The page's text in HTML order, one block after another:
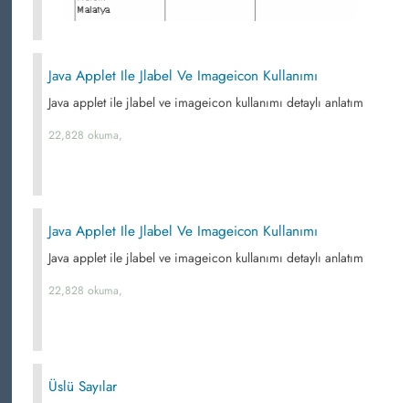
Java Applet Ile Jlabel Ve Imageicon Kullanımı
Java applet ile jlabel ve imageicon kullanımı detaylı anlatım
22,828 okuma,
Java Applet Ile Jlabel Ve Imageicon Kullanımı
Java applet ile jlabel ve imageicon kullanımı detaylı anlatım
22,828 okuma,
Üslü Sayılar